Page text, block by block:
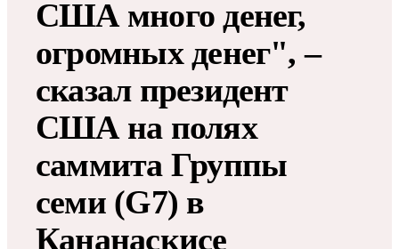
США много денег,
огромных денег", –
сказал президент
США на полях
саммита Группы
семи (G7) в
Кананаскисе